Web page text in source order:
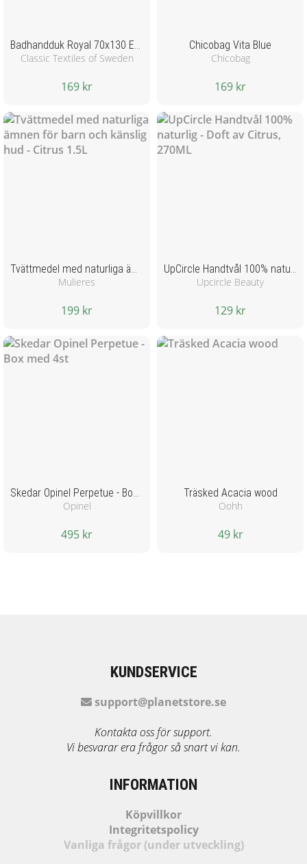
Badhandduk Royal 70x130 Extra Mjuk - Ljusrosa
Classic Textiles of Sweden
169 kr
Chicobag Vita Blue
Chicobag
169 kr
Tvättmedel med naturliga ämnen för barn och känslig hud - Citrus 1.5L
Mulieres
199 kr
UpCircle Handtvål 100% naturlig - Doft av Citrus, 270ML
Upcircle Beauty
129 kr
Skedar Opinel Perpetue - Box med 4st
Opinel
495 kr
Träsked Acacia wood
Oohh
49 kr
KUNDSERVICE
support@planetstore.se
Kontakta oss för support.
Vi besvarar era frågor så snart vi kan.
INFORMATION
Köpvillkor
Integritetspolicy
Vanliga frågor (under utveckling)